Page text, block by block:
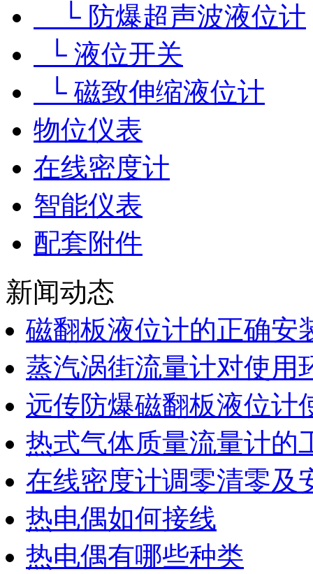
└ 防爆超声波液位计
└ 液位开关
└ 磁致伸缩液位计
物位仪表
在线密度计
智能仪表
配套附件
新闻动态
磁翻板液位计的正确安
蒸汽涡街流量计对使用
远传防爆磁翻板液位计
热式气体质量流量计的
在线密度计调零清零及
热电偶如何接线
热电偶有哪些种类